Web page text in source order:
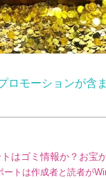
ロモーションが含
はゴミ情報か？お宝
ートは作成者と読者が